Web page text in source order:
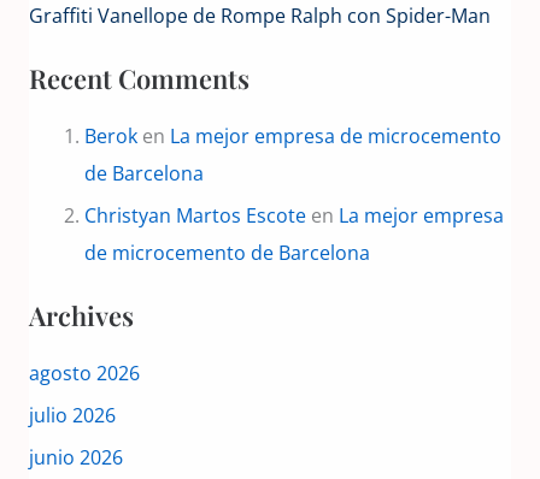
Graffiti Vanellope de Rompe Ralph con Spider-Man
Recent Comments
Berok en La mejor empresa de microcemento
de Barcelona
Christyan Martos Escote en La mejor empresa
de microcemento de Barcelona
Archives
agosto 2026
julio 2026
junio 2026